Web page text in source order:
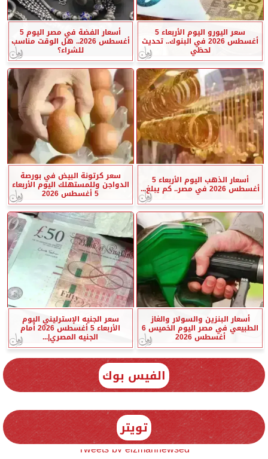
سعر اليورو اليوم الأربعاء 5
أغسطس 2026 في البنوك.. تحديث
لحظي
أسعار الفضة في مصر اليوم 5
أغسطس 2026.. هل الوقت مناسب
للشراء؟
أسعار الذهب اليوم الأربعاء 5
أغسطس 2026 في مصر.. كم يبلغ...
سعر كرتونة البيض في بورصة
الدواجن وللمستهلك اليوم الأربعاء
5 أغسطس 2026
أسعار البنزين والسولار والغاز
الطبيعي في مصر اليوم الخميس 6
أغسطس 2026
سعر الجنيه الإسترليني اليوم
الأربعاء 5 أغسطس 2026 أمام
الجنيه المصري|...
الفيس بوك
تويتر
Tweets by elzmannewseg